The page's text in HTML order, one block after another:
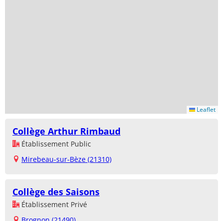
Leaflet
Collège Arthur Rimbaud
Établissement Public
Mirebeau-sur-Bèze (21310)
Collège des Saisons
Établissement Privé